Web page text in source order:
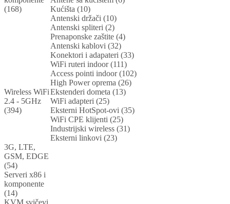
(168)
Kućišta (10)
Antenski držači (10)
Antenski spliteri (2)
Prenaponske zaštite (4)
Antenski kablovi (32)
Konektori i adapateri (33)
Wireless WiFi
2.4 - 5GHz
(394)
WiFi ruteri indoor (111)
Access pointi indoor (102)
High Power oprema (26)
Ekstenderi dometa (13)
WiFi adapteri (25)
Eksterni HotSpot-ovi (35)
WiFi CPE klijenti (25)
Industrijski wireless (31)
Eksterni linkovi (23)
3G, LTE,
GSM, EDGE
(54)
Serveri x86 i
komponente
(14)